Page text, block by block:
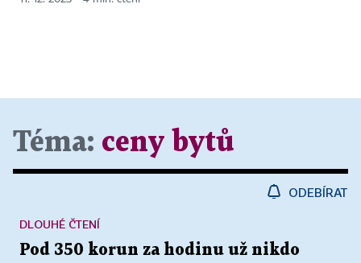
Téma: ceny bytů
ODEBÍRAT
Pod 350 korun za hodinu už nikdo
DLOUHÉ ČTENÍ